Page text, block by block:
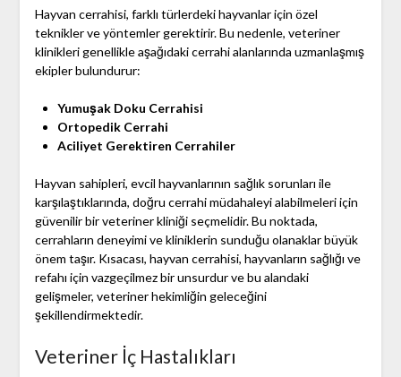
Hayvan cerrahisi, farklı türlerdeki hayvanlar için özel
teknikler ve yöntemler gerektirir. Bu nedenle, veteriner
klinikleri genellikle aşağıdaki cerrahi alanlarında uzmanlaşmış
ekipler bulundurur:
Yumuşak Doku Cerrahisi
Ortopedik Cerrahi
Aciliyet Gerektiren Cerrahiler
Hayvan sahipleri, evcil hayvanlarının sağlık sorunları ile
karşılaştıklarında, doğru cerrahi müdahaleyi alabilmeleri için
güvenilir bir veteriner kliniği seçmelidir. Bu noktada,
cerrahların deneyimi ve kliniklerin sunduğu olanaklar büyük
önem taşır. Kısacası, hayvan cerrahisi, hayvanların sağlığı ve
refahı için vazgeçilmez bir unsurdur ve bu alandaki
gelişmeler, veteriner hekimliğin geleceğini
şekillendirmektedir.
Veteriner İç Hastalıkları